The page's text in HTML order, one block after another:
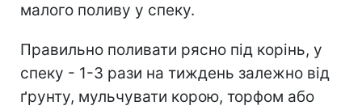
малого поливу у спеку.
Правильно поливати рясно під корінь, у
спеку - 1-3 рази на тиждень залежно від
ґрунту, мульчувати корою, торфом або